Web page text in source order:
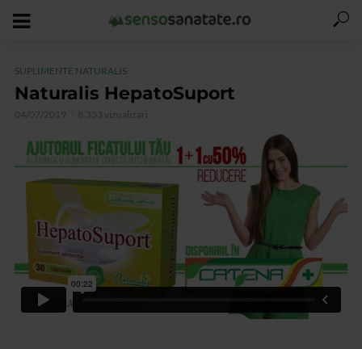
SUPLIMENTE NATURALIS
Naturalis HepatoSuport
04/07/2019 8.333 vizualizari